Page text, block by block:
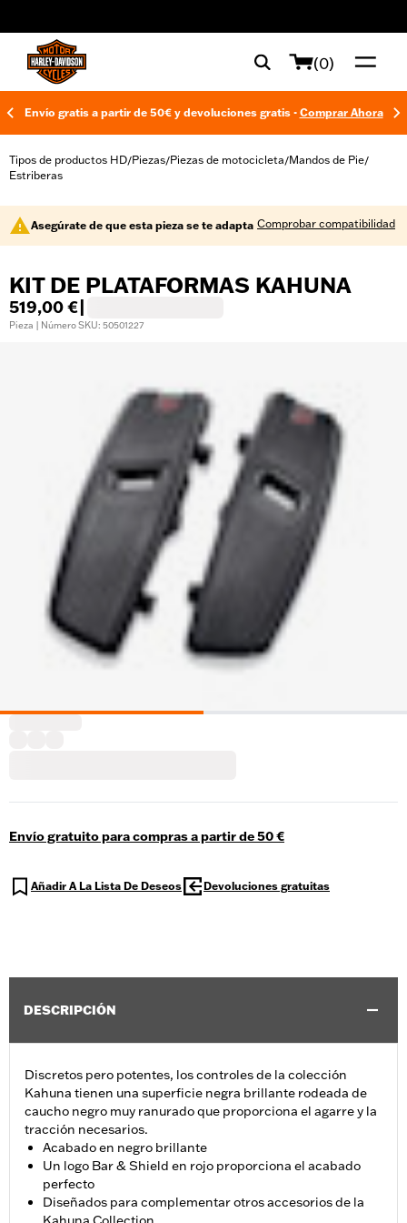
(0)
Envío gratis a partir de 50€ y devoluciones gratis - Comprar Ahora
Tipos de productos HD/Piezas/Piezas de motocicleta/Mandos de Pie/
Estriberas
Asegúrate de que esta pieza se te adapta Comprobar compatibilidad
KIT DE PLATAFORMAS KAHUNA
519,00 €
Pieza | Número SKU: 50501227
Envío gratuito para compras a partir de 50 €
Añadir A La Lista De Deseos Devoluciones gratuitas
DESCRIPCIÓN
Discretos pero potentes, los controles de la colección
Kahuna tienen una superficie negra brillante rodeada de
caucho negro muy ranurado que proporciona el agarre y la
tracción necesarios.
Acabado en negro brillante
Un logo Bar & Shield en rojo proporciona el acabado
perfecto
Diseñados para complementar otros accesorios de la